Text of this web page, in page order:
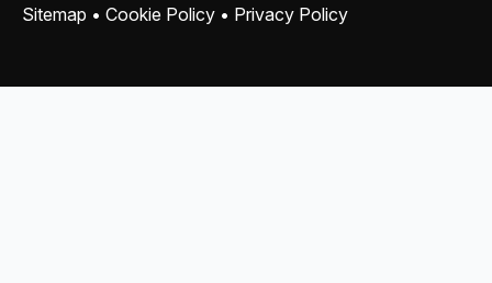
Sitemap • Cookie Policy • Privacy Policy